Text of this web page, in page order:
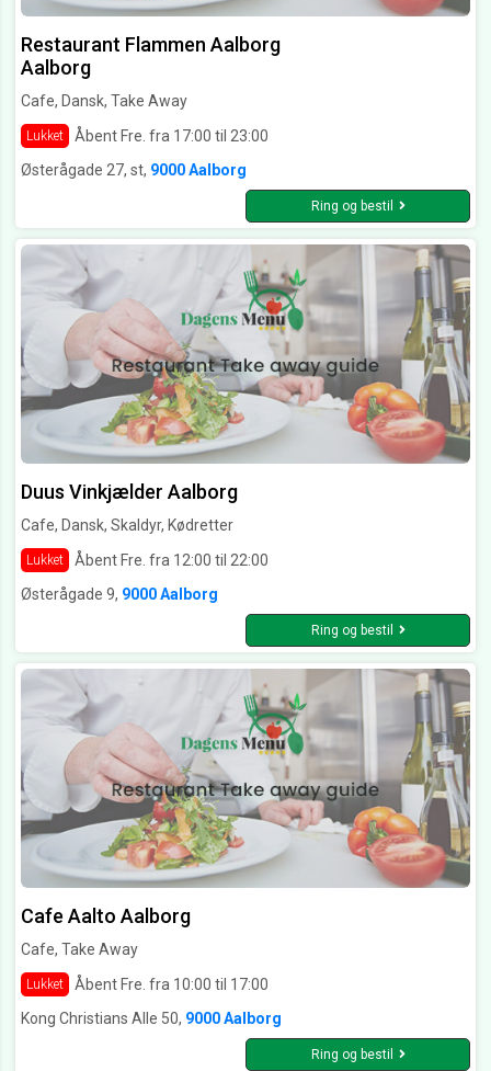
Restaurant Flammen Aalborg
Aalborg
Cafe, Dansk, Take Away
Lukket
Åbent Fre. fra 17:00 til 23:00
Østerågade 27, st, 9000 Aalborg
Ring og bestil
Duus Vinkjælder Aalborg
Cafe, Dansk, Skaldyr, Kødretter
Lukket
Åbent Fre. fra 12:00 til 22:00
Østerågade 9, 9000 Aalborg
Ring og bestil
Cafe Aalto Aalborg
Cafe, Take Away
Lukket
Åbent Fre. fra 10:00 til 17:00
Kong Christians Alle 50, 9000 Aalborg
Ring og bestil